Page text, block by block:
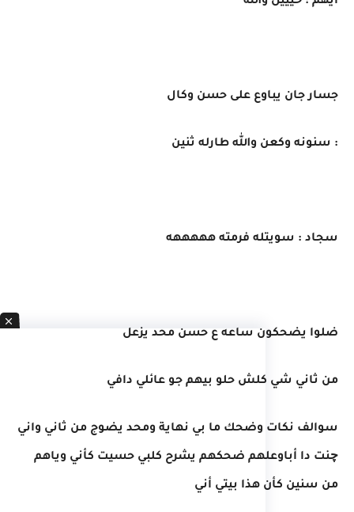
جسار جان يباوع على حسن وكال
: سنونه وكعن والله طارله ثنين
سجاد : سويتله فرمته هههههه
ضلوا يضحكون ساعه ع حسن محد يزعل
من ثاني شي كلش حلو بيهم جو عائلي دافي
سوالف نكات وضحك ما بي نهاية ومحد يضوج من ثاني واني
چنت دا أباوعلهم ضحكهم يشرح كلبي حسيت كأني وياهم
من سنين كأن هذا بيتي أني